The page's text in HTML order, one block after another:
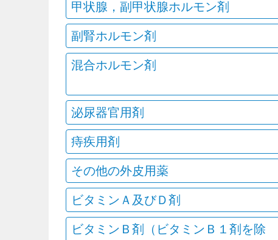
甲状腺，副甲状腺ホルモン剤
副腎ホルモン剤
混合ホルモン剤
泌尿器官用剤
痔疾用剤
その他の外皮用薬
ビタミンＡ及びＤ剤
ビタミンＢ剤（ビタミンＢ１剤を除